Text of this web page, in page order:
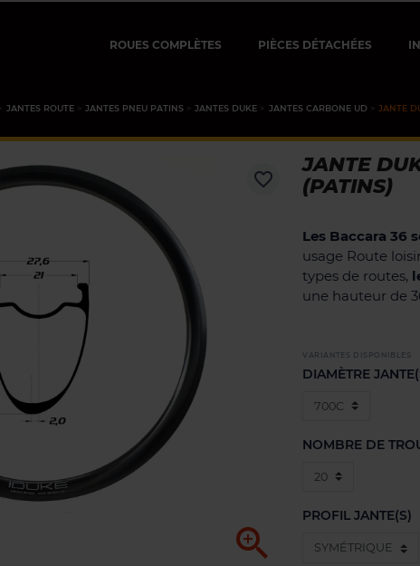
ROUES COMPLÈTES PIÈCES DÉTACHÉES
JANTES ROUTE JANTES PNEU PATINS JANTES DUKE JANTES CARBONE UD JANTE

favorite_border
JANTE
(PATINS)
Les Baccara 36
usage Route
types de routes,
une hauteur de
VARIANTES DISPONIBLES
DIAMÈTRE
NOMBRE DE
PROFIL JANTE(S)